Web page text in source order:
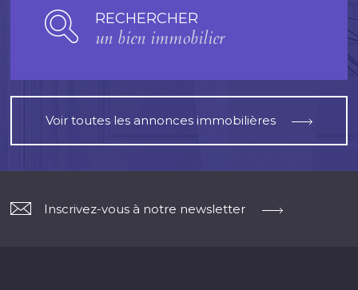
RECHERCHER
un bien immobilier
Voir toutes les annonces immobilières
Inscrivez-vous à notre newsletter